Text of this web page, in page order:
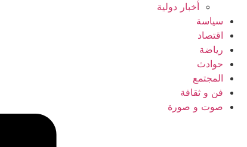
أخبار دولية
سياسة
اقتصاد
رياضة
حوادث
المجتمع
فن و ثقافة
صوت و صورة